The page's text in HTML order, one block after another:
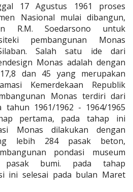
17 Agustus 1961 proses
Nasional mulai dibangun,
R.M. Soedarsono untuk
pembangunan Monas
Salah satu ide dari
Monas adalah dengan
dan 45 yang merupakan
Kemerdekaan Republik
Monas terdiri dari
1961/1962 - 1964/1965
pertama, pada tahap ini
Monas dilakukan dengan
lebih 284 pasak beton,
pondasi museum
pasak bumi. pada tahap
ini selesai pada bulan Maret